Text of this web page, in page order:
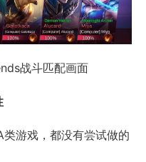
战斗匹配画面
游戏，都没有尝试做的